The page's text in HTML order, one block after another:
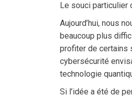
Le souci particulier
Aujourd’hui, nous
beaucoup plus
profiter de certains
cybersécurité
technologie
Si l’idée a été de